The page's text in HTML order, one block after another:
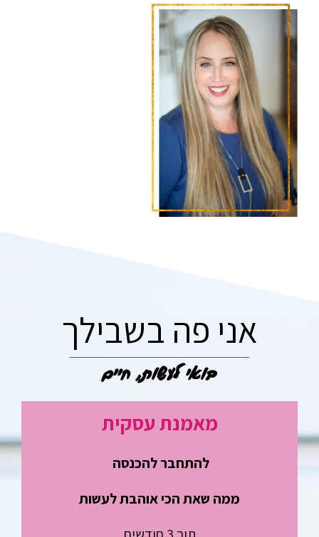
אני פה בשבילך
בואי לעשות, חיים
מאמנת עסקית
להתחברלהכנסה
ממה שאת הכי אוהבת לעשות